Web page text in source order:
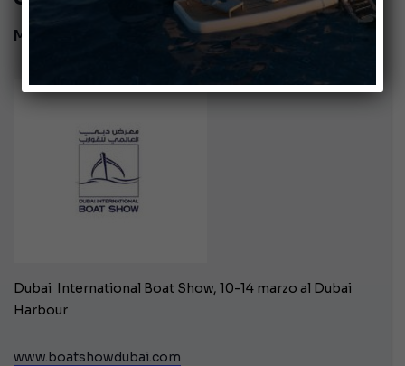
Marzo 10, 2020 Marzo 14, 2020
Dubai International Boat Show, 10-14 marzo al Dubai
Harbour
www.boatshowdubai.com